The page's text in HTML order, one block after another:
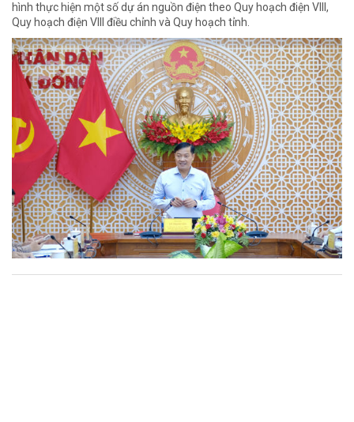
hình thực hiện một số dự án nguồn điện theo Quy hoạch điện VIII,
Quy hoạch điện VIII điều chỉnh và Quy hoạch tỉnh.